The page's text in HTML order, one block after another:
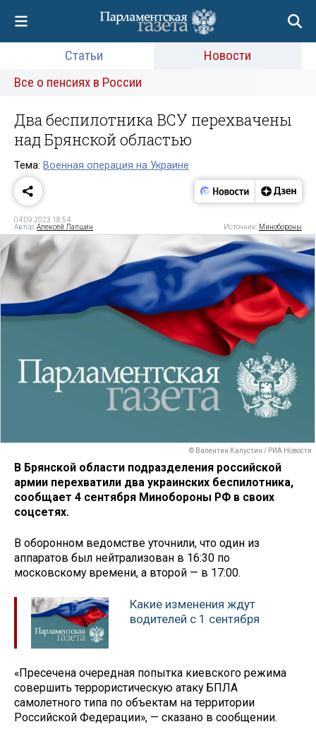
Статьи
Новости
Все о пенсиях в России
Два беспилотника ВСУ перехвачены
над Брянской областью
Тема: Военная операция на Украине
04.09.2023 18:54
Автор:Алексей Лапшин Источник: Минобороны
© Валентин Капустин / РИА Новости
В Брянской области подразделения российской
армии перехватили два украинских беспилотника,
сообщает 4 сентября Минобороны РФ в своих
соцсетях.
В оборонном ведомстве уточнили, что один из
аппаратов был нейтрализован в 16:30 по
московскому времени, а второй — в 17:00.
Какие изменения ждут
водителей с 1 сентября
«Пресечена очередная попытка киевского режима
совершить террористическую атаку БПЛА
самолетного типа по объектам на территории
Российской Федерации», — сказано в сообщении.